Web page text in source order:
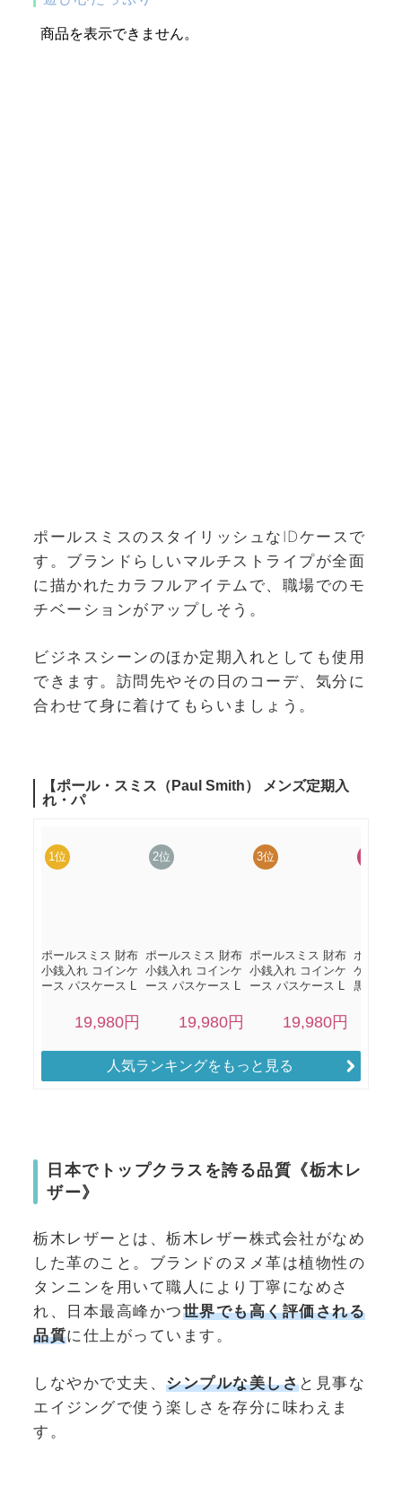
ポールスミスのスタイリッシュなIDケースで
す。ブランドらしいマルチストライプが全面
に描かれたカラフルアイテムで、職場でのモ
チベーションがアップしそう。
ビジネスシーンのほか定期入れとしても使用
できます。訪問先やその日のコーデ、気分に
合わせて身に着けてもらいましょう。
人気ランキングをもっと見る
日本でトップクラスを誇る品質《栃木レ
ザー》
栃木レザーとは、栃木レザー株式会社がなめ
した革のこと。ブランドのヌメ革は植物性の
タンニンを用いて職人により丁寧になめさ
れ、日本最高峰かつ世界でも高く評価される
品質に仕上がっています。
しなやかで丈夫、 シンプルな美しさと見事な
エイジングで使う楽しさを存分に味わえま
す。